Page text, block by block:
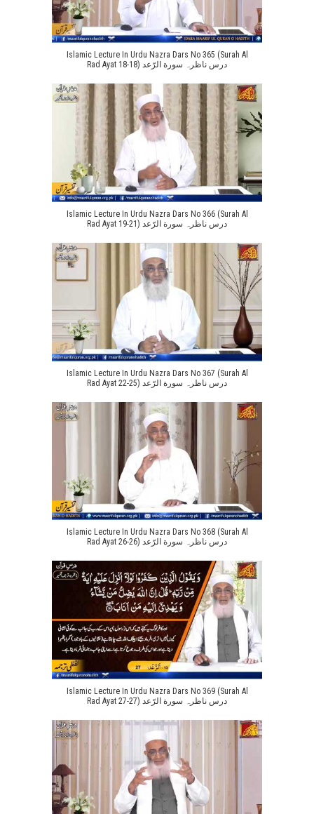
Islamic Lecture In Urdu Nazra Dars No 365 (Surah Al
Rad Ayat 18-18) درس ناظرہ سورة الرّعد
Islamic Lecture In Urdu Nazra Dars No 366 (Surah Al
Rad Ayat 19-21) درس ناظرہ سورة الرّعد
Islamic Lecture In Urdu Nazra Dars No 367 (Surah Al
Rad Ayat 22-25) درس ناظرہ سورة الرّعد
Islamic Lecture In Urdu Nazra Dars No 368 (Surah Al
Rad Ayat 26-26) درس ناظرہ سورة الرّعد
Islamic Lecture In Urdu Nazra Dars No 369 (Surah Al
Rad Ayat 27-27) درس ناظرہ سورة الرّعد